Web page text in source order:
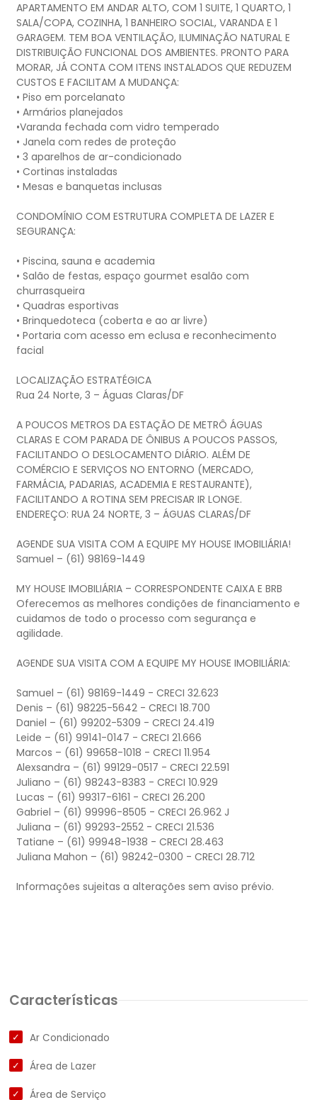
APARTAMENTO EM ANDAR ALTO, COM 1 SUITE, 1 QUARTO, 1
SALA/COPA, COZINHA, 1 BANHEIRO SOCIAL, VARANDA E 1
GARAGEM. TEM BOA VENTILAÇÃO, ILUMINAÇÃO NATURAL E
DISTRIBUIÇÃO FUNCIONAL DOS AMBIENTES. PRONTO PARA
MORAR, JÁ CONTA COM ITENS INSTALADOS QUE REDUZEM
CUSTOS E FACILITAM A MUDANÇA:
• Piso em porcelanato
• Armários planejados
•Varanda fechada com vidro temperado
• Janela com redes de proteção
• 3 aparelhos de ar-condicionado
• Cortinas instaladas
• Mesas e banquetas inclusas
CONDOMÍNIO COM ESTRUTURA COMPLETA DE LAZER E
SEGURANÇA:
• Piscina, sauna e academia
• Salão de festas, espaço gourmet esalão com
churrasqueira
• Quadras esportivas
• Brinquedoteca (coberta e ao ar livre)
• Portaria com acesso em eclusa e reconhecimento
facial
LOCALIZAÇÃO ESTRATÉGICA
Rua 24 Norte, 3 – Águas Claras/DF
A POUCOS METROS DA ESTAÇÃO DE METRÔ ÁGUAS
CLARAS E COM PARADA DE ÔNIBUS A POUCOS PASSOS,
FACILITANDO O DESLOCAMENTO DIÁRIO. ALÉM DE
COMÉRCIO E SERVIÇOS NO ENTORNO (MERCADO,
FARMÁCIA, PADARIAS, ACADEMIA E RESTAURANTE),
FACILITANDO A ROTINA SEM PRECISAR IR LONGE.
ENDEREÇO: RUA 24 NORTE, 3 – ÁGUAS CLARAS/DF
AGENDE SUA VISITA COM A EQUIPE MY HOUSE IMOBILIÁRIA!
Samuel – (61) 98169-1449
MY HOUSE IMOBILIÁRIA – CORRESPONDENTE CAIXA E BRB
Oferecemos as melhores condições de financiamento e
cuidamos de todo o processo com segurança e
agilidade.
AGENDE SUA VISITA COM A EQUIPE MY HOUSE IMOBILIÁRIA:
Samuel – (61) 98169-1449 - CRECI 32.623
Denis – (61) 98225-5642 - CRECI 18.700
Daniel – (61) 99202-5309 - CRECI 24.419
Leide – (61) 99141-0147 - CRECI 21.666
Marcos – (61) 99658-1018 - CRECI 11.954
Alexsandra – (61) 99129-0517 - CRECI 22.591
Juliano – (61) 98243-8383 - CRECI 10.929
Lucas – (61) 99317-6161 - CRECI 26.200
Gabriel – (61) 99996-8505 - CRECI 26.962 J
Juliana – (61) 99293-2552 - CRECI 21.536
Tatiane – (61) 99948-1938 - CRECI 28.463
Juliana Mahon – (61) 98242-0300 - CRECI 28.712
Informações sujeitas a alterações sem aviso prévio.
Características
Ar Condicionado
Área de Lazer
Área de Serviço